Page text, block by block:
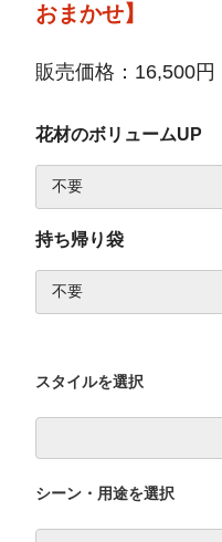
おまかせ】
販売価格：16,500円
花材のボリュームUP
持ち帰り袋
スタイルを選択
シーン・用途を選択